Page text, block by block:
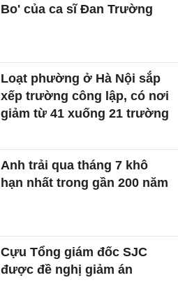
Bo' của ca sĩ Đan Trường
Loạt phường ở Hà Nội sắp
xếp trường công lập, có nơi
giảm từ 41 xuống 21 trường
Anh trải qua tháng 7 khô
hạn nhất trong gần 200 năm
Cựu Tổng giám đốc SJC
được đề nghị giảm án